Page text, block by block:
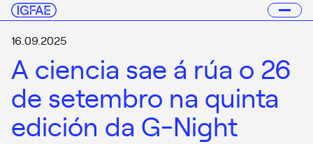
16.09.2025
A ciencia sae á rúa o 26
de setembro na quinta
edición da G-Night